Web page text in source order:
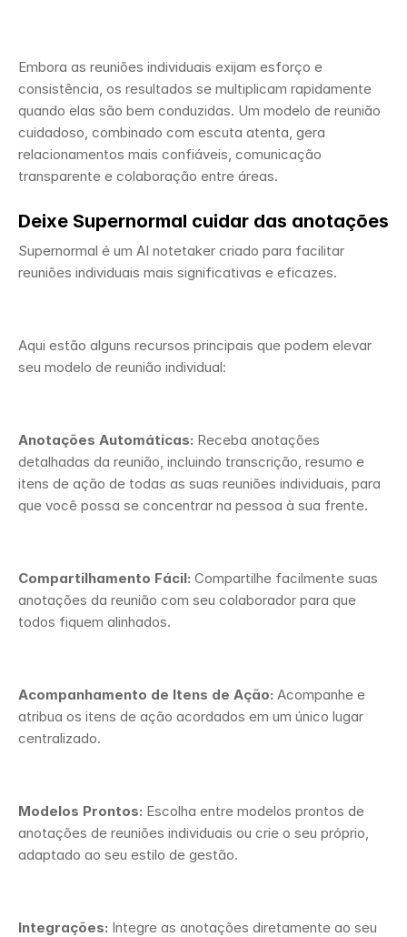
Embora as reuniões individuais exijam esforço e
consistência, os resultados se multiplicam rapidamente
quando elas são bem conduzidas. Um modelo de reunião
cuidadoso, combinado com escuta atenta, gera
relacionamentos mais confiáveis, comunicação
transparente e colaboração entre áreas.
Supernormal é um AI notetaker criado para facilitar
reuniões individuais mais significativas e eficazes.
Aqui estão alguns recursos principais que podem elevar
seu modelo de reunião individual:
Anotações Automáticas: Receba anotações
detalhadas da reunião, incluindo transcrição, resumo e
itens de ação de todas as suas reuniões individuais, para
que você possa se concentrar na pessoa à sua frente.
Compartilhamento Fácil: Compartilhe facilmente suas
anotações da reunião com seu colaborador para que
todos fiquem alinhados.
Acompanhamento de Itens de Ação: Acompanhe e
atribua os itens de ação acordados em um único lugar
centralizado.
Modelos Prontos: Escolha entre modelos prontos de
anotações de reuniões individuais ou crie o seu próprio,
adaptado ao seu estilo de gestão.
Integrações: Integre as anotações diretamente ao seu